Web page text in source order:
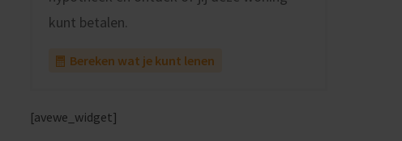
kunt betalen.
Bereken wat je kunt lenen
[avewe_widget]